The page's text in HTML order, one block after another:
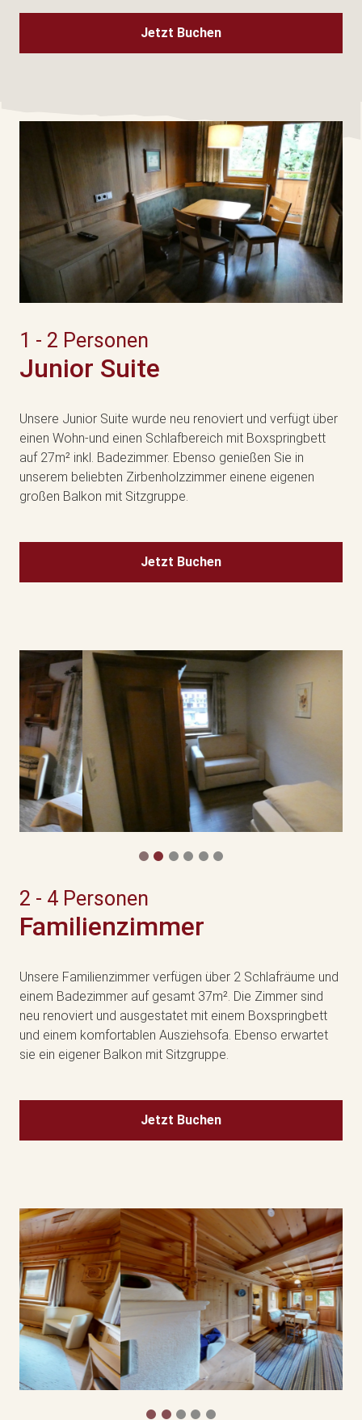
Jetzt Buchen
Junior Suite
1 - 2 Personen
Unsere Junior Suite wurde neu renoviert und verfügt über
einen Wohn-und einen Schlafbereich mit Boxspringbett
auf 27m² inkl. Badezimmer. Ebenso genießen Sie in
unserem beliebten Zirbenholzzimmer einene eigenen
großen Balkon mit Sitzgruppe.
Jetzt Buchen
Familienzimmer
2 - 4 Personen
Unsere Familienzimmer verfügen über 2 Schlafräume und
einem Badezimmer auf gesamt 37m². Die Zimmer sind
neu renoviert und ausgestatet mit einem Boxspringbett
und einem komfortablen Ausziehsofa. Ebenso erwartet
sie ein eigener Balkon mit Sitzgruppe.
Jetzt Buchen